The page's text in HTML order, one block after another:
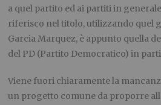
a quel partito ed ai partiti in
riferisco nel titolo, utilizzando quel
Garcia Marquez, è appunto quella
del PD (Partito Democratico) in
Viene fuori chiaramente la
un progetto comune da proporre